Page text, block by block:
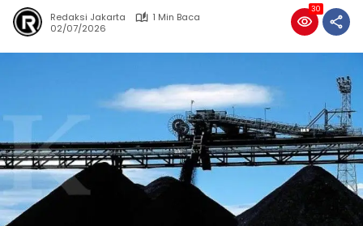
Redaksi Jakarta
1 Min Baca
02/07/2026
30